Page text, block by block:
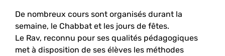
De nombreux cours sont organisés durant la
semaine, le Chabbat et les jours de fêtes.
Le Rav, reconnu pour ses qualités pédagogiques
met à disposition de ses élèves les méthodes